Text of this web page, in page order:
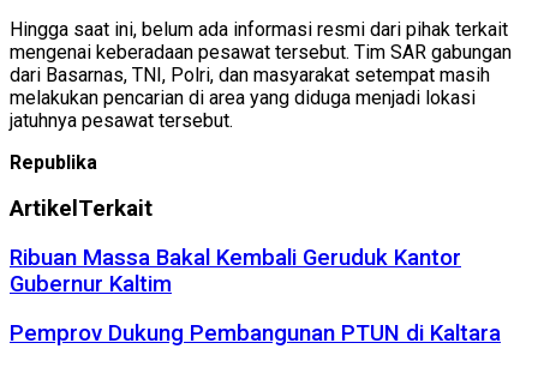
Hingga saat ini, belum ada informasi resmi dari pihak terkait
mengenai keberadaan pesawat tersebut. Tim SAR gabungan
dari Basarnas, TNI, Polri, dan masyarakat setempat masih
melakukan pencarian di area yang diduga menjadi lokasi
jatuhnya pesawat tersebut.
Republika
Artikel Terkait
Ribuan Massa Bakal Kembali Geruduk Kantor
Gubernur Kaltim
Pemprov Dukung Pembangunan PTUN di Kaltara